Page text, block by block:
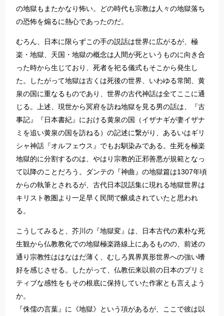
の地獄もまたかなり怖い。どの時代も宗教は人々の地獄落ち
の恐怖を煽るに熱心であったのだ。
むろん、日本に限らずこの手の説話は世界に広がるが、極
楽・地獄、天国・地獄の概念は人間が死というものに向き合
った時から生じており、死者を祀る儀式もそこから発生し
た。したがって地獄は古くは死後の世界、いわゆる常闇、黄
泉の国に重なるものであり、世界の古代神話は全てここに通
じる。上述、現世から冥府を訪ね地獄を見る男の話は、『古
事記』『日本書紀』における黄泉の国（イザナギが妻イザナ
ミを追い黄泉の国を訪ねる）の記述に繋がり、あるいはギリ
シャ神話『オルフェウス』でもお馴染みである。生死を極楽
地獄的に分割するのは、やはり宗教的正邪善悪が規範となっ
て以降のことだろう。ダンテの『神曲』の地獄篇は1307年頃
からの執筆とされるが、古代日本説話集に現れる地獄世界は
キリスト教圏より一足早く民間で醸成されていたと思われ
る。
こうしてみると、芥川の『地獄変』は、日本古代の素朴な死
生観から仏教教化での地獄極楽路線上にあるものの、前述の
通り宗教性ははなはだ薄く、むしろ異界異形世界への強い嗜
好を感じさせる。したがって、仏教伝来以前の日本のプリミ
ティブな感性をもその根底に保持していた作家とも言えよう
か。
『侏儒の言葉』に《地獄》という項があるが、ここで彼は以